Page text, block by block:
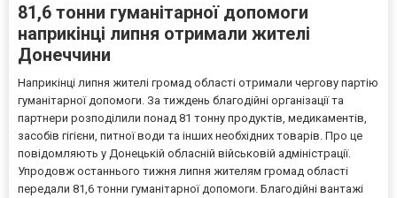
81,6 тонни гуманітарної допомоги
наприкінці липня отримали жителі
Донеччини
Наприкінці липня жителі громад області отримали чергову партію
гуманітарної допомоги. За тиждень благодійні організації та
партнери розподілили понад 81 тонну продуктів, медикаментів,
засобів гігієни, питної води та інших необхідних товарів. Про це
повідомляють у Донецькій обласній військовій адміністрації.
Упродовж останнього тижня липня жителям громад області
передали 81,6 тонни гуманітарної допомоги. Благодійні вантажі